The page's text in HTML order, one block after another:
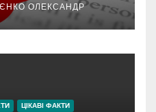
ОЛЕКСАНДР
ЦІКАВІ ФАКТИ